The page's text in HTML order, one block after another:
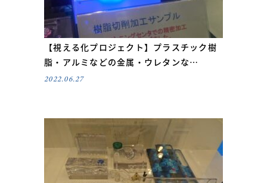
【視える化プロジェクト】プラスチック樹
脂・アルミなどの金属・ウレタンな…
2022.06.27